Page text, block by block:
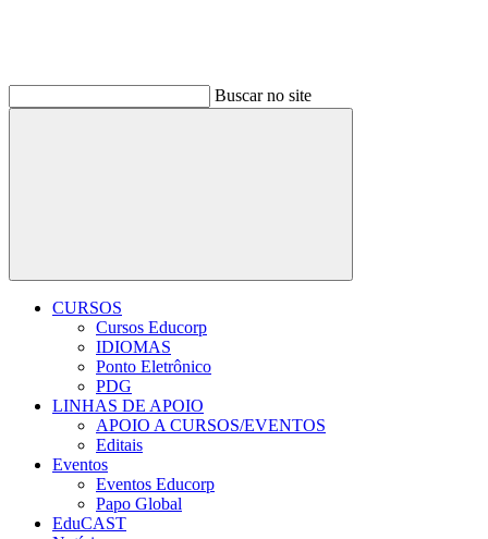
Buscar no site
Buscar
CURSOS
Cursos Educorp
IDIOMAS
Ponto Eletrônico
PDG
LINHAS DE APOIO
APOIO A CURSOS/EVENTOS
Editais
Eventos
Eventos Educorp
Papo Global
EduCAST